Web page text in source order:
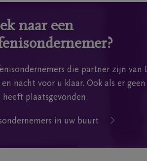
naar een
die partner zijn van
nacht voor u klaar. Ook als er geen
plaatsgevonden.
in uw buurt